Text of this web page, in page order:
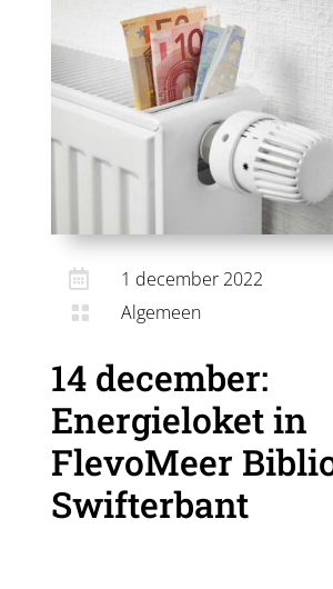
 1 december 2022
 Algemeen
14 december:
Energieloket in
FlevoMeer
Swifterbant